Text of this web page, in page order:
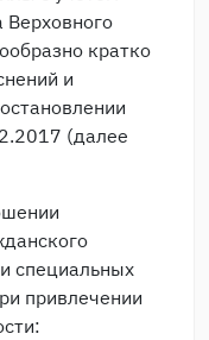
Верховного
кратко
и
(далее
специальных
привлечении